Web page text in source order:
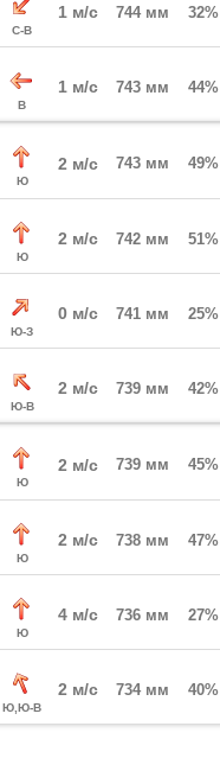
С-В
1 м/с 744 мм 32%
В
1 м/с 743 мм 44%
Ю
2 м/с 743 мм 49%
Ю
2 м/с 742 мм 51%
Ю-З
0 м/с 741 мм 25%
Ю-В
2 м/с 739 мм 42%
Ю
2 м/с 739 мм 45%
Ю
2 м/с 738 мм 47%
Ю
4 м/с 736 мм 27%
Ю,Ю-В
2 м/с 734 мм 40%